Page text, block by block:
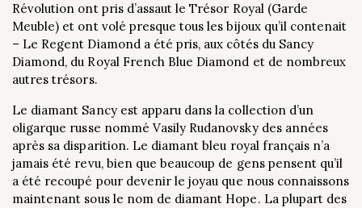
Révolution ont pris d’assaut le Trésor Royal (Garde
Meuble) et ont volé presque tous les bijoux qu’il contenait
– Le Regent Diamond a été pris, aux côtés du Sancy
Diamond, du Royal French Blue Diamond et de nombreux
autres trésors.
Le diamant Sancy est apparu dans la collection d’un
oligarque russe nommé Vasily Rudanovsky des années
après sa disparition. Le diamant bleu royal français n’a
jamais été revu, bien que beaucoup de gens pensent qu’il
a été recoupé pour devenir le joyau que nous connaissons
maintenant sous le nom de diamant Hope. La plupart des